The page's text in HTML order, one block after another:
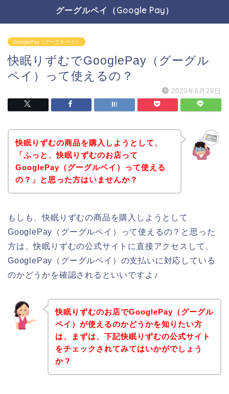
グーグルペイ（Google Pay）
GooglePay（グーグルペイ）
快眠りずむでGooglePay（グーグル
ペイ）って使えるの？
2020年6月29日
快眠りずむの商品を購入しようとして、
「ふっと、快眠りずむのお店って
GooglePay（グーグルペイ）って使える
の？」と思った方はいませんか？
もしも、快眠りずむの商品を購入しようとして
GooglePay（グーグルペイ）って使えるの？と思った
方は、快眠りずむの公式サイトに直接アクセスして、
GooglePay（グーグルペイ）の支払いに対応している
のかどうかを確認されるといいですよ♪
快眠りずむのお店でGooglePay（グーグル
ペイ）が使えるのかどうかを知りたい方
は、まずは、下記快眠りずむの公式サイト
をチェックされてみてはいかがでしょう
か？